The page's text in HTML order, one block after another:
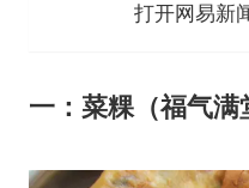
打开网易新
一：菜粿（福气满